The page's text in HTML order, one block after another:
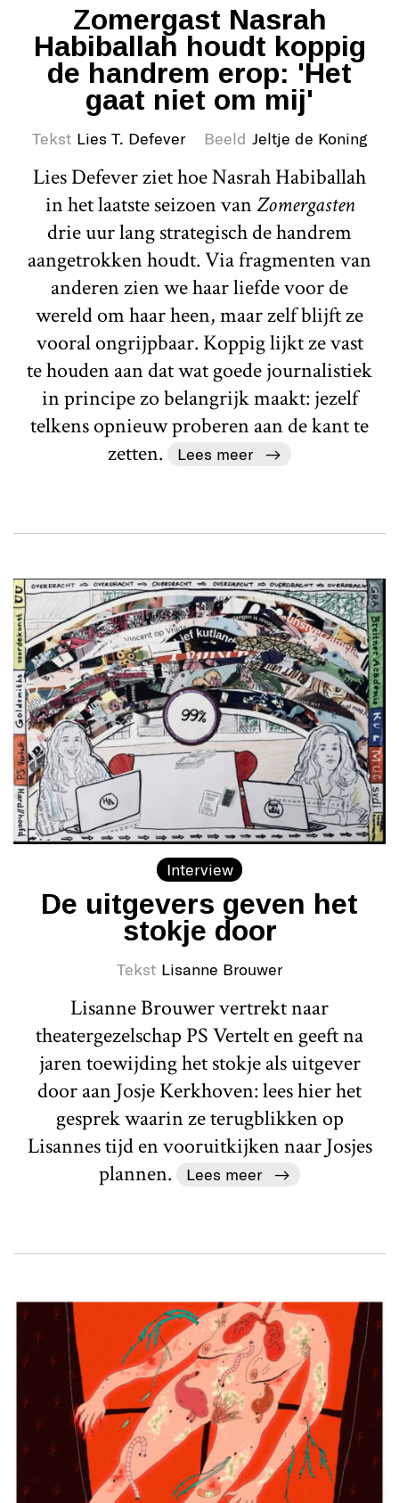
Zomergast Nasrah
Habiballah houdt koppig
de handrem erop: 'Het
gaat niet om mij'
Tekst Lies T. Defever Beeld Jeltje de Koning
Lies Defever ziet hoe Nasrah Habiballah
in het laatste seizoen vanZomergasten
drie uur lang strategisch de handrem
aangetrokken houdt. Via fragmenten van
anderen zien we haar liefde voor de
wereld om haar heen, maar zelf blijft ze
vooral ongrijpbaar. Koppig lijkt ze vast
te houden aan dat wat goede journalistiek
in principe zo belangrijk maakt: jezelf
telkens opnieuw proberen aan de kant te
zetten.
Lees meer
Interview
De uitgevers geven het
stokje door
Tekst Lisanne Brouwer
Lisanne Brouwer vertrekt naar
theatergezelschap PS Vertelt en geeft na
jaren toewijding het stokje als uitgever
door aan Josje Kerkhoven: lees hier het
gesprek waarin ze terugblikken op
Lisannes tijd en vooruitkijken naar Josjes
plannen.
Lees meer